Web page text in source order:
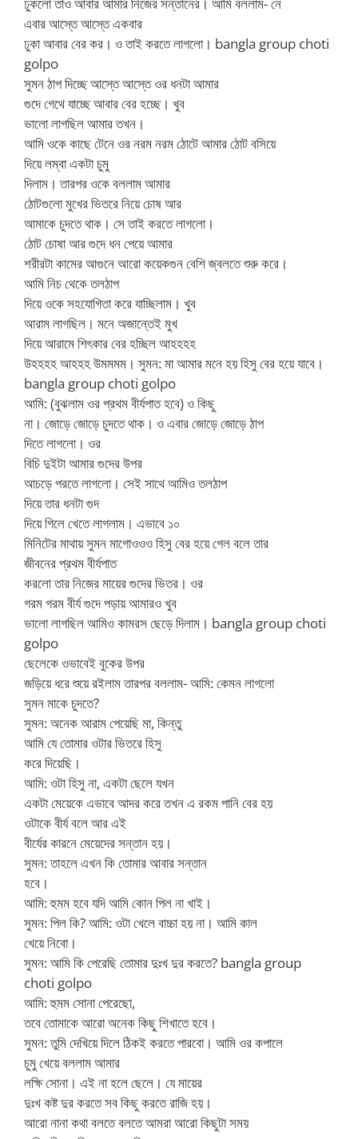
এবার আস্তে আস্তে একবার
ঢুকা আবার বের কর। ও তাই করতে লাগলো। bangla group choti
golpo
সুমন ঠাপ দিচ্ছে আস্তে আস্তে ওর ধনটা আমার
গুদে গেথে যাচ্ছে আবার বের হচ্ছে। খুব
ভালো লাগছিল আমার তখন।
আমি ওকে কাছে টেনে ওর নরম নরম ঠোটে আমার ঠোট বসিয়ে
দিয়ে লম্বা একটা চুমু
দিলাম। তারপর ওকে বললাম আমার
ঠোটগুলো মুখের ভিতরে নিয়ে চোষ আর
আমাকে চুদতে থাক। সে তাই করতে লাগলো।
ঠোট চোষা আর গুদে ধন পেয়ে আমার
শরীরটা কামের আগুনে আরো কয়েকগুন বেশি জ্বলতে শুরু করে।
আমি নিচ থেকে তলঠাপ
দিয়ে ওকে সহযোগিতা করে যাচ্ছিলাম। খুব
আরাম লাগছিল। মনে অজান্তেই মুখ
দিয়ে আরামে শিৎকার বের হচ্ছিল আহহহহ
উহহহহ আহহহ উমমমম। সুমন: মা আমার মনে হয় হিসু বের হয়ে যাবে।
bangla group choti golpo
আমি: (বুঝলাম ওর প্রথম বীর্যপাত হবে) ও কিছু
না। জোড়ে জোড়ে চুদতে থাক। ও এবার জোড়ে জোড়ে ঠাপ
দিতে লাগলো। ওর
বিচি দুইটা আমার গুদের উপর
আচড়ে পরতে লাগলো। সেই সাথে আমিও তলঠাপ
দিয়ে তার ধনটা গুদ
দিয়ে গিলে খেতে লাগলাম। এভাবে ১০
মিনিটের মাথায় সুমন মাগোওওও হিসু বের হয়ে গেল বলে তার
জীবনের প্রথম বীর্যপাত
করলো তার নিজের মায়ের গুদের ভিতর। ওর
গরম গরম বীর্য গুদে পড়ায় আমারও খুব
ভালো লাগছিল আমিও কামরস ছেড়ে দিলাম। bangla group choti
golpo
ছেলেকে ওভাবেই বুকের উপর
জড়িয়ে ধরে শুয়ে রইলাম তারপর বললাম- আমি: কেমন লাগলো
সুমন মাকে চুদতে?
সুমন: অনেক আরাম পেয়েছি মা, কিন্তু
আমি যে তোমার ওটার ভিতরে হিসু
করে দিয়েছি।
আমি: ওটা হিসু না, একটা ছেলে যখন
একটা মেয়েকে এভাবে আদর করে তখন এ রকম পানি বের হয়
ওটাকে বীর্য বলে আর এই
বীর্যের কারনে মেয়েদের সন্তান হয়।
সুমন: তাহলে এখন কি তোমার আবার সন্তান
হবে।
আমি: হুমম হবে যদি আমি কোন পিল না খাই।
সুমন: পিল কি? আমি: ওটা খেলে বাচ্চা হয় না। আমি কাল
খেয়ে নিবো।
সুমন: আমি কি পেরেছি তোমার দুঃখ দুর করতে? bangla group
choti golpo
আমি: হুমম সোনা পেরেছো,
তবে তোমাকে আরো অনেক কিছু শিখাতে হবে।
সুমন: তুমি দেখিয়ে দিলে ঠিকই করতে পারবো। আমি ওর কপালে
চুমু খেয়ে বললাম আমার
লক্ষি সোনা। এই না হলে ছেলে। যে মায়ের
দুঃখ কষ্ট দুর করতে সব কিছু করতে রাজি হয়।
আরো নানা কথা বলতে বলতে আমরা আরো কিছুটা সময়